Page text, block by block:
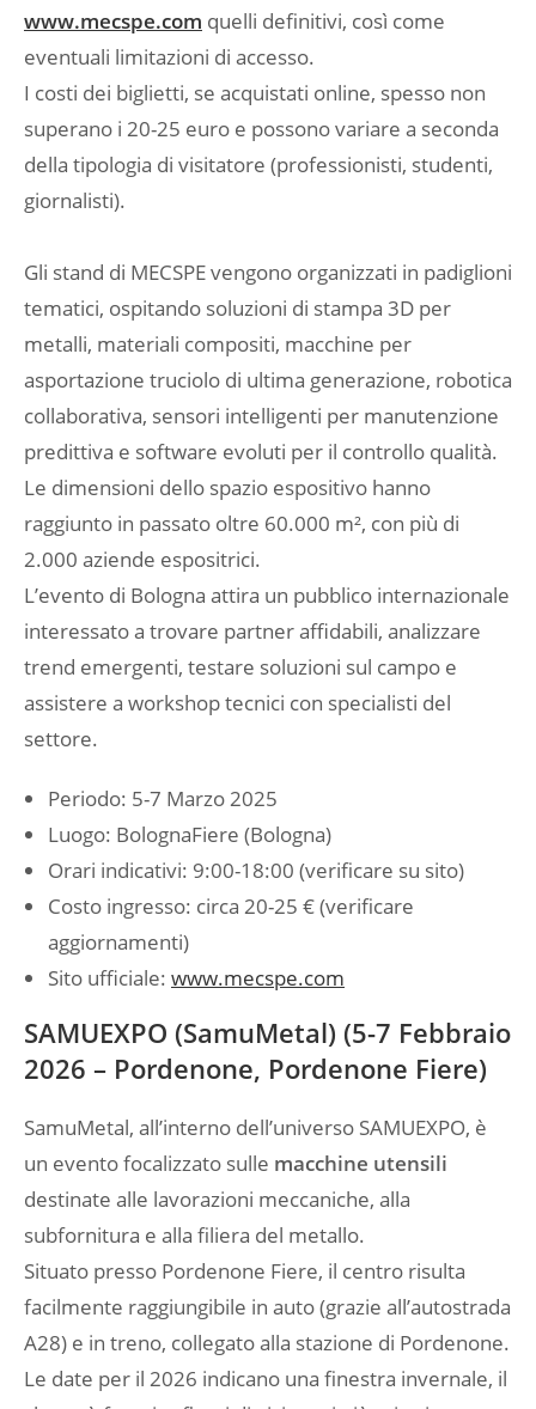
www.mecspe.com quelli definitivi, così come
eventuali limitazioni di accesso.
I costi dei biglietti, se acquistati online, spesso non
superano i 20-25 euro e possono variare a seconda
della tipologia di visitatore (professionisti, studenti,
giornalisti).
Gli stand di MECSPE vengono organizzati in padiglioni
tematici, ospitando soluzioni di stampa 3D per
metalli, materiali compositi, macchine per
asportazione truciolo di ultima generazione, robotica
collaborativa, sensori intelligenti per manutenzione
predittiva e software evoluti per il controllo qualità.
Le dimensioni dello spazio espositivo hanno
raggiunto in passato oltre 60.000 m², con più di
2.000 aziende espositrici.
L’evento di Bologna attira un pubblico internazionale
interessato a trovare partner affidabili, analizzare
trend emergenti, testare soluzioni sul campo e
assistere a workshop tecnici con specialisti del
settore.
Periodo: 5-7 Marzo 2025
Luogo: BolognaFiere (Bologna)
Orari indicativi: 9:00-18:00 (verificare su sito)
Costo ingresso: circa 20-25 € (verificare
aggiornamenti)
Sito ufficiale: www.mecspe.com
SAMUEXPO (SamuMetal) (5-7 Febbraio
2026 – Pordenone, Pordenone Fiere)
SamuMetal, all’interno dell’universo SAMUEXPO, è
un evento focalizzato sulle macchine utensili
destinate alle lavorazioni meccaniche, alla
subfornitura e alla filiera del metallo.
Situato presso Pordenone Fiere, il centro risulta
facilmente raggiungibile in auto (grazie all’autostrada
A28) e in treno, collegato alla stazione di Pordenone.
Le date per il 2026 indicano una finestra invernale, il